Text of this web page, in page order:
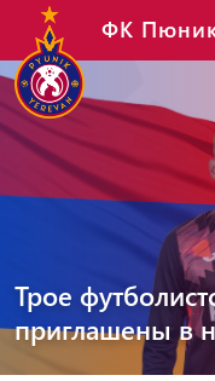
ФК
Трое
приглашены в